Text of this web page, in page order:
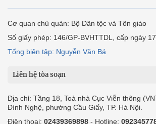
Cơ quan chủ quản: Bộ Dân tộc và Tôn giáo
Số giấy phép: 146/GP-BVHTTDL, cấp ngày
Tổng biên tập: Nguyễn Văn Bá
Liên hệ tòa soạn
Địa chỉ: Tầng 18, Toà nhà Cục Viễn thông
Đình Nghệ, phường Cầu Giấy, TP. Hà Nội.
Điện thoại: 02439369898 - Hotline: